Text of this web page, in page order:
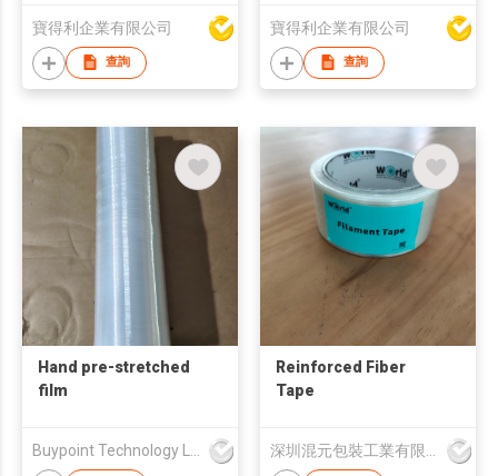
寶得利企業有限公司
查詢
寶得利企業有限公司
查詢
Hand pre-stretched
film
Reinforced Fiber
Tape